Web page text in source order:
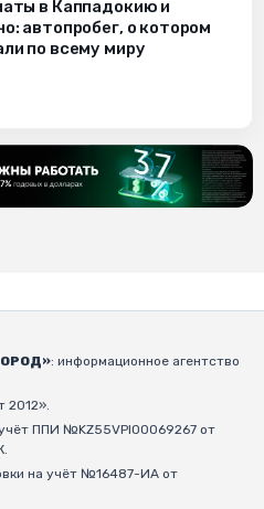
в Каппадокию и
автопробег, о котором
по всему миру
: информационное агентство
2012».
ППИ №KZ55VPI00069267 от
на учёт №16487-ИА от